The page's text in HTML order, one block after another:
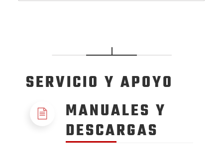
SERVICIO Y APOYO
MANUALES Y
DESCARGAS